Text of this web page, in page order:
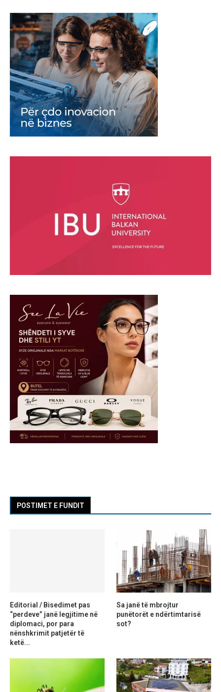
POSTIMET E FUNDIT
Editorial / Bisedimet pas
“perdeve” janë legjitime në
diplomaci, por para
nënshkrimit patjetër të
ketë...
Sa janë të mbrojtur
punëtorët e ndërtimtarisë
sot?